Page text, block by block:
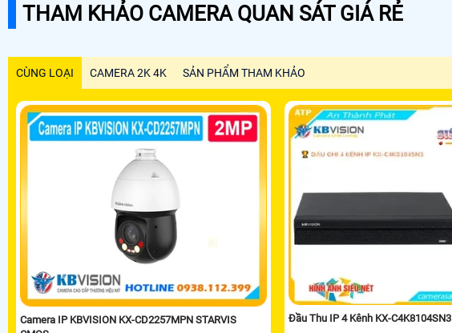
THAM KHẢO CAMERA QUAN SÁT GIÁ RẺ
CÙNG LOẠI CAMERA 2K 4K SẢN PHẨM THAM KHẢO
Camera IP KBVISION KX-CD2257MPN STARVIS
Đầu Thu IP 4 Kênh KX-C4K8104SN3